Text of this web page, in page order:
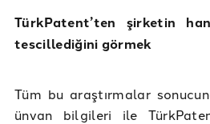
TürkPatent’ten şirketin
tescillediğini görmek
Tüm bu araştırmalar
ünvan bilgileri ile